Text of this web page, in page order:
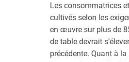
Les consommatrices
cultivés selon les
en œuvre sur plus de
de table devrait
précédente. Quant à